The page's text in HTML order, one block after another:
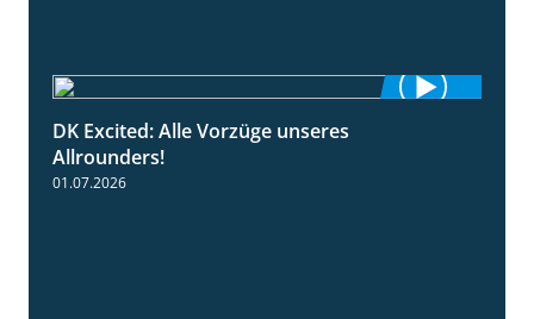
DK Excited: Alle Vorzüge unseres
Allrounders!
01.07.2026